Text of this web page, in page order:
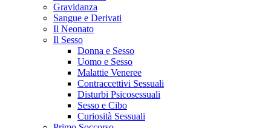
Gravidanza
Sangue e Derivati
Il Neonato
Il Sesso
Donna e Sesso
Uomo e Sesso
Malattie Veneree
Contraccettivi Sessuali
Disturbi Psicosessuali
Sesso e Cibo
Curiosità Sessuali